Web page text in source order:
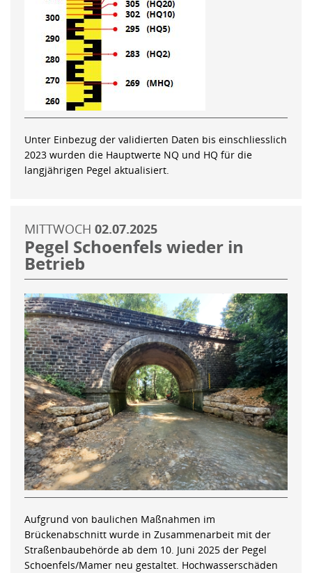
Unter Einbezug der validierten Daten bis einschliesslich
2023 wurden die Hauptwerte NQ und HQ für die
langjährigen Pegel aktualisiert.
MITTWOCH 02.07.2025
Pegel Schoenfels wieder in
Betrieb
Aufgrund von baulichen Maßnahmen im
Brückenabschnitt wurde in Zusammenarbeit mit der
Straßenbaubehörde ab dem 10. Juni 2025 der Pegel
Schoenfels/Mamer neu gestaltet. Hochwasserschäden